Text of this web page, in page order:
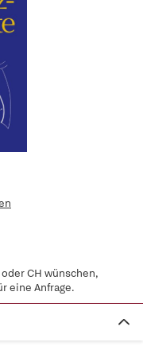
CH wünschen,
eine Anfrage.